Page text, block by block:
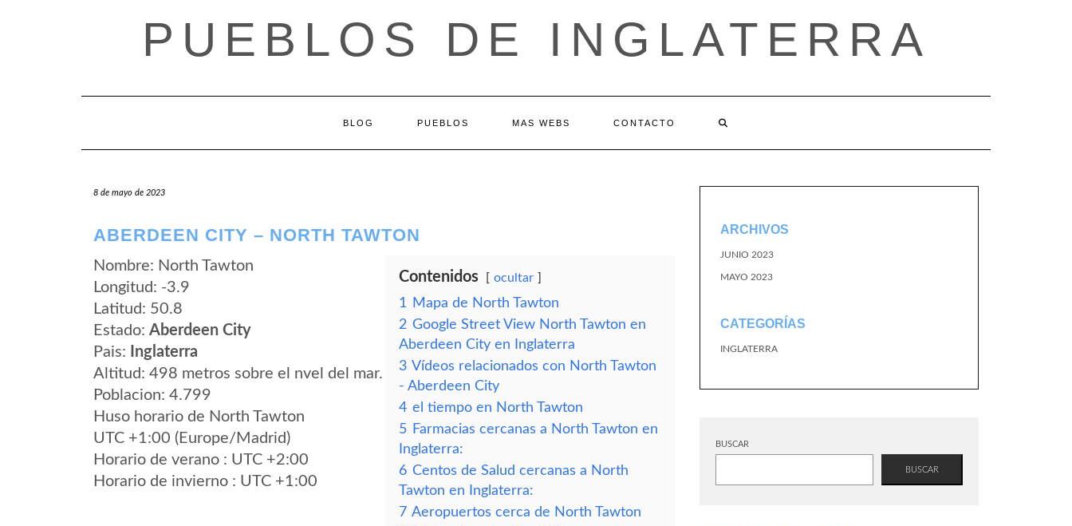
PUEBLOS DE INGLATERRA
BLOG PUEBLOS MAS WEBS CONTACTO
8 de mayo de 2023
ABERDEEN CITY – NORTH TAWTON
Nombre: North Tawton
Longitud: -3.9
Latitud: 50.8
Estado: Aberdeen City
Pais:
Inglaterra
Altitud: 498 metros sobre el nvel del mar.
Poblacion: 4.799
Huso horario de North Tawton
UTC +1:00 (Europe/Madrid)
Horario de verano : UTC +2:00
Horario de invierno : UTC +1:00
Contenidos ocultar
1
Mapa de North Tawton
2 Google Street View North Tawton en
Aberdeen City en Inglaterra
3 Vídeos relacionados con North Tawton
- Aberdeen City
4 el tiempo en North Tawton
5 Farmacias cercanas a North Tawton en
Inglaterra:
6 Centos de Salud cercanas a North
Tawton en Inglaterra:
7 Aeropuertos cerca de North Tawton
ARCHIVOS
JUNIO 2023
MAYO 2023
CATEGORÍAS
INGLATERRA
BUSCAR
BUSCAR